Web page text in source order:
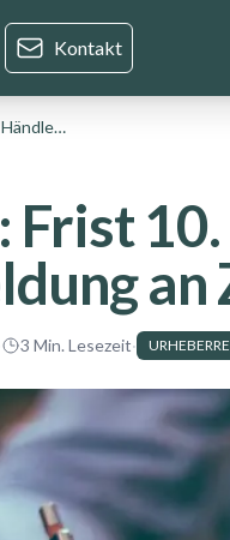
Kontakt
Erinnerung: Frist 10. Januar für befreiende Händlermeldung an ZPÜ
Frist
an
3 Min. Lesezeit·